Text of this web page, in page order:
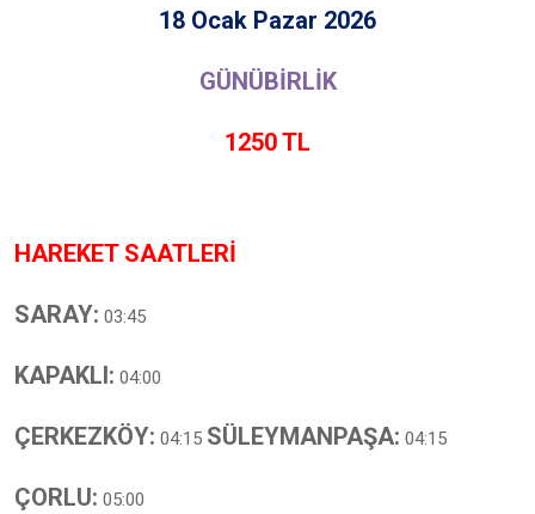
18 Ocak Pazar 2026
GÜNÜBİRLİK
1250 TL
HAREKET SAATLERİ
SARAY: 03:45
KAPAKLI: 04:00
ÇERKEZKÖY: 04:15 SÜLEYMANPAŞA: 04:15
ÇORLU: 05:00